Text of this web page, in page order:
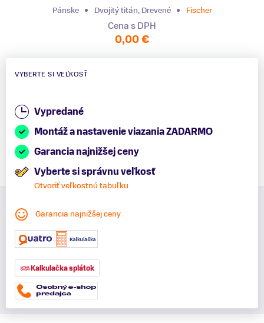
Pánske Dvojitý titán, Drevené Fischer
Cena s DPH
0,00 €
VYBERTE SI VEĽKOSŤ
Vypredané
Montáž a nastavenie viazania ZADARMO
Garancia najnižšej ceny
Vyberte si správnu veľkosť
Otvoriť veľkostnú tabuľku
Garancia najnižšej ceny
Kalkulačka splátok